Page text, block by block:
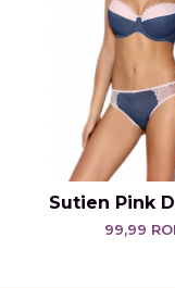
Sutien Pink
99,99